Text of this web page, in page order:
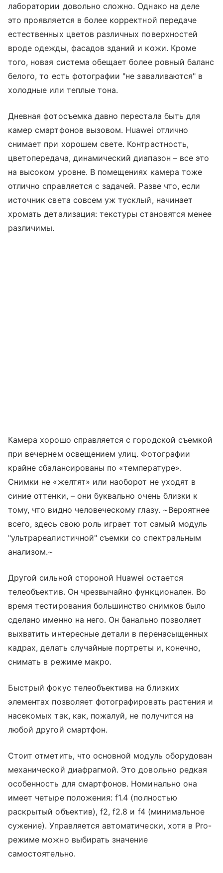
лаборатории довольно сложно. Однако на деле
это проявляется в более корректной передаче
естественных цветов различных поверхностей
вроде одежды, фасадов зданий и кожи. Кроме
того, новая система обещает более ровный баланс
белого, то есть фотографии "не заваливаются" в
холодные или теплые тона.
Дневная фотосъемка давно перестала быть для
камер смартфонов вызовом. Huawei отлично
снимает при хорошем свете. Контрастность,
цветопередача, динамический диапазон – все это
на высоком уровне. В помещениях камера тоже
отлично справляется с задачей. Разве что, если
источник света совсем уж тусклый, начинает
хромать детализация: текстуры становятся менее
различимы.
Камера хорошо справляется с городской съемкой
при вечернем освещением улиц. Фотографии
крайне сбалансированы по «температуре».
Снимки не «желтят» или наоборот не уходят в
синие оттенки, – они буквально очень близки к
тому, что видно человеческому глазу. ~Вероятнее
всего, здесь свою роль играет тот самый модуль
"ультрареалистичной" съемки со спектральным
анализом.~
Другой сильной стороной Huawei остается
телеобъектив. Он чрезвычайно функционален. Во
время тестирования большинство снимков было
сделано именно на него. Он банально позволяет
выхватить интересные детали в перенасыщенных
кадрах, делать случайные портреты и, конечно,
снимать в режиме макро.
Быстрый фокус телеобъектива на близких
элементах позволяет фотографировать растения и
насекомых так, как, пожалуй, не получится на
любой другой смартфон.
Стоит отметить, что основной модуль оборудован
механической диафрагмой. Это довольно редкая
особенность для смартфонов. Номинально она
имеет четыре положения: f1.4 (полностью
раскрытый объектив), f2, f2.8 и f4 (минимальное
сужение). Управляется автоматически, хотя в Pro-
режиме можно выбирать значение
самостоятельно.